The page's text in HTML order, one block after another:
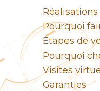
Réalisations
Pourquoi
Étapes de
Pourquoi
Visites
Garanties